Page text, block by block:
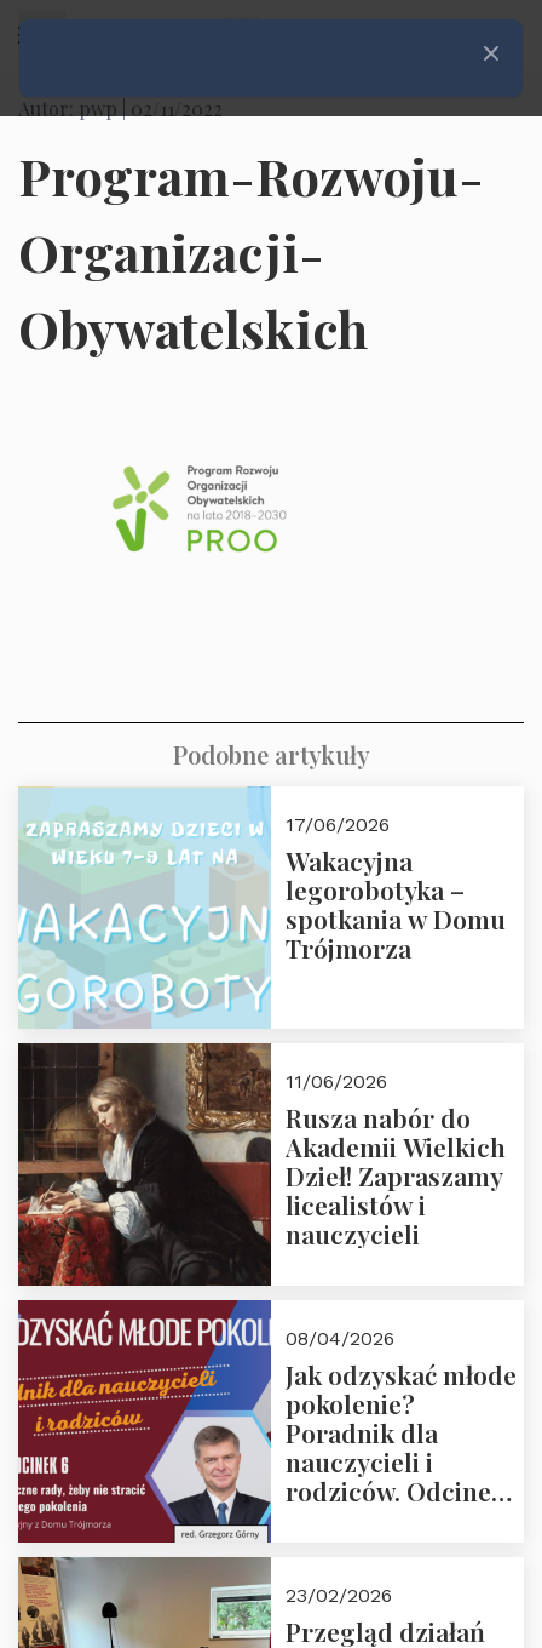
Autor: pwp | 02/11/2022
Program-Rozwoju-
Organizacji-
Obywatelskich
Podobne artykuły
17/06/2026
Wakacyjna
legorobotyka –
spotkania w Domu
Trójmorza
11/06/2026
Rusza nabór do
Akademii Wielkich
Dzieł! Zapraszamy
licealistów i
nauczycieli
08/04/2026
Jak odzyskać młode
pokolenie?
Poradnik dla
nauczycieli i
rodziców. Odcinek
Rozmawiają red.
Grzegorz Górny i
23/02/2026
Przegląd działań
Zamknij